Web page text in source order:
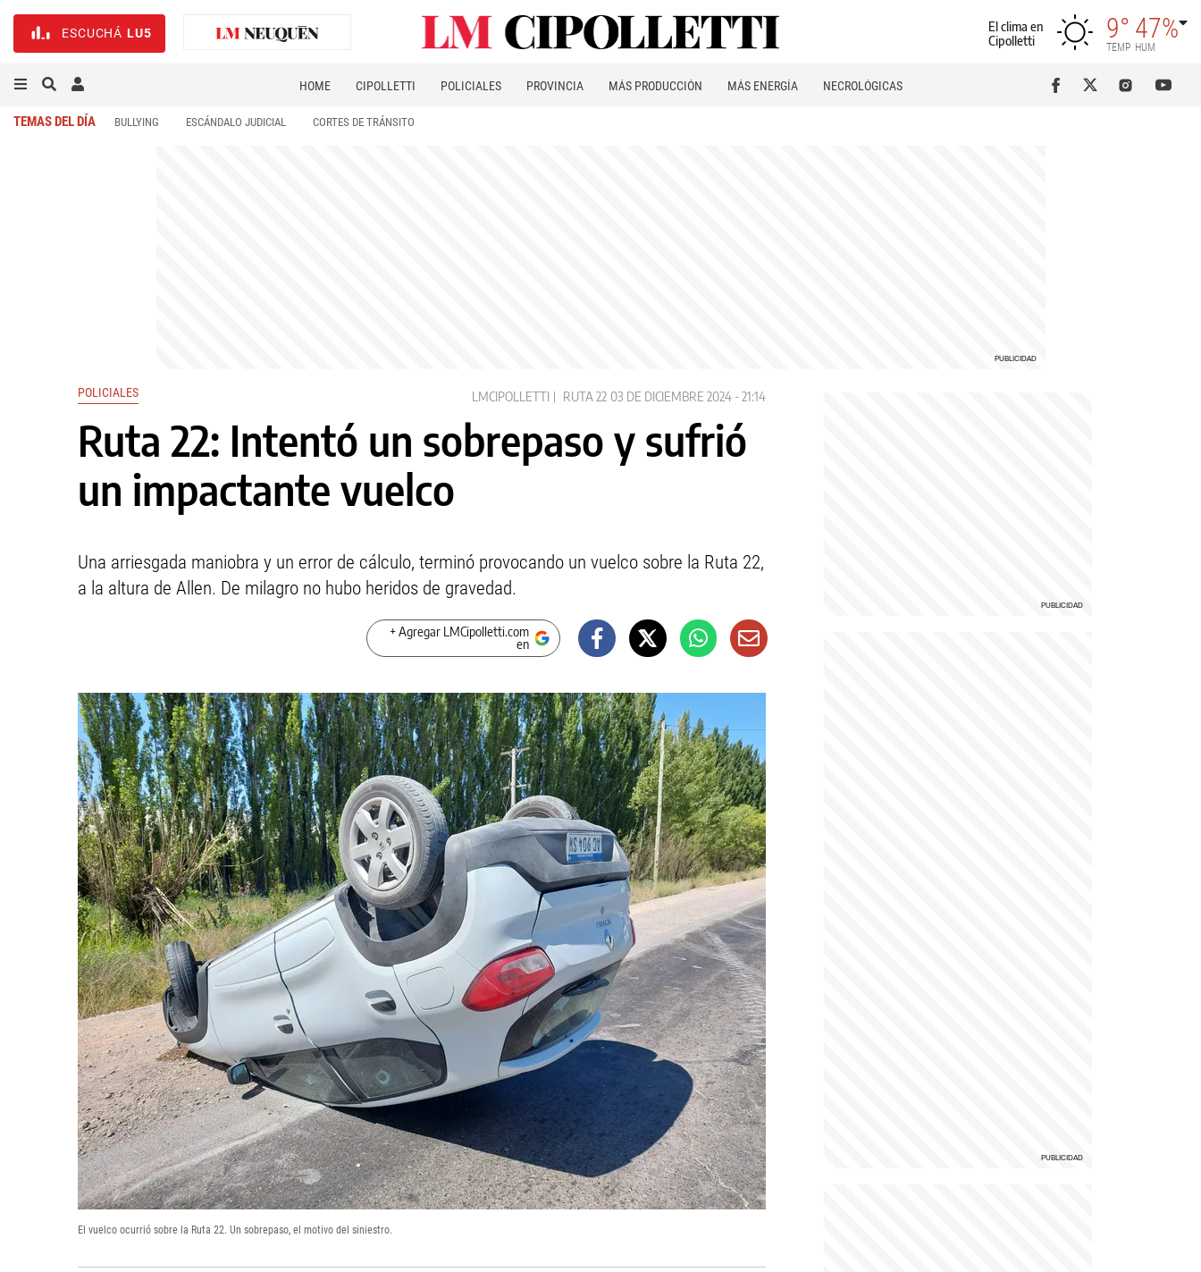
ESCUCHÁ LU5
El clima en
Cipolletti
9°
TEMP
47%
HUM
HOME CIPOLLETTI POLICIALES PROVINCIA MÁS PRODUCCIÓN MÁS ENERGÍA NECROLÓGICAS
TEMAS DEL DÍA BULLYING ESCÁNDALO JUDICIAL CORTES DE TRÁNSITO
POLICIALES LMCIPOLLETTI RUTA 22 03 DE DICIEMBRE 2024 - 21:14
Ruta 22: Intentó un sobrepaso y sufrió
un impactante vuelco
Una arriesgada maniobra y un error de cálculo, terminó provocando un vuelco sobre la Ruta 22,
a la altura de Allen. De milagro no hubo heridos de gravedad.
+ Agregar LMCipolletti.com
en
El vuelco ocurrió sobre la Ruta 22. Un sobrepaso, el motivo del siniestro.